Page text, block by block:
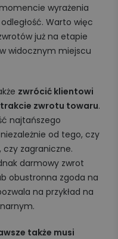
wyrażenia
Warto więc
już na etapie
widocznym miejscu
zwrócić klientowi
zwrotu towaru.
najtańszego
od tego, czy
, czy zagraniczne.
darmowy zwrot
obustronna zgoda na
na przykład na
także musi